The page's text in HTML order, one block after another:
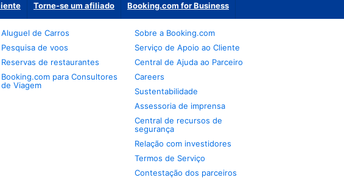
Torne-se um afiliado Booking.com for Business
Aluguel de Carros
Pesquisa de voos
Reservas de restaurantes
Booking.com para Consultores
de Viagem
Sobre a Booking.com
Serviço de Apoio ao Cliente
Central de Ajuda ao Parceiro
Careers
Sustentabilidade
Assessoria de imprensa
Central de recursos de
segurança
Relação com investidores
Termos de Serviço
Contestação dos parceiros